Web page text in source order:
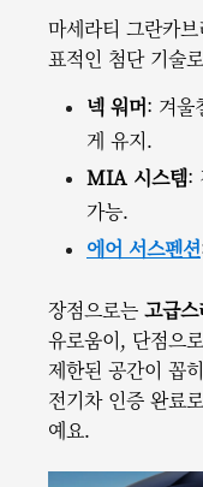
마세라티 그란카
표적인 첨단 기술
넥 워머: 겨울
게 유지.
MIA 시스템:
가능.
에어 서스펜션
장점으로는 고급
유로움이, 단점으
제한된 공간이 꼽
전기차 인증 완료
예요.